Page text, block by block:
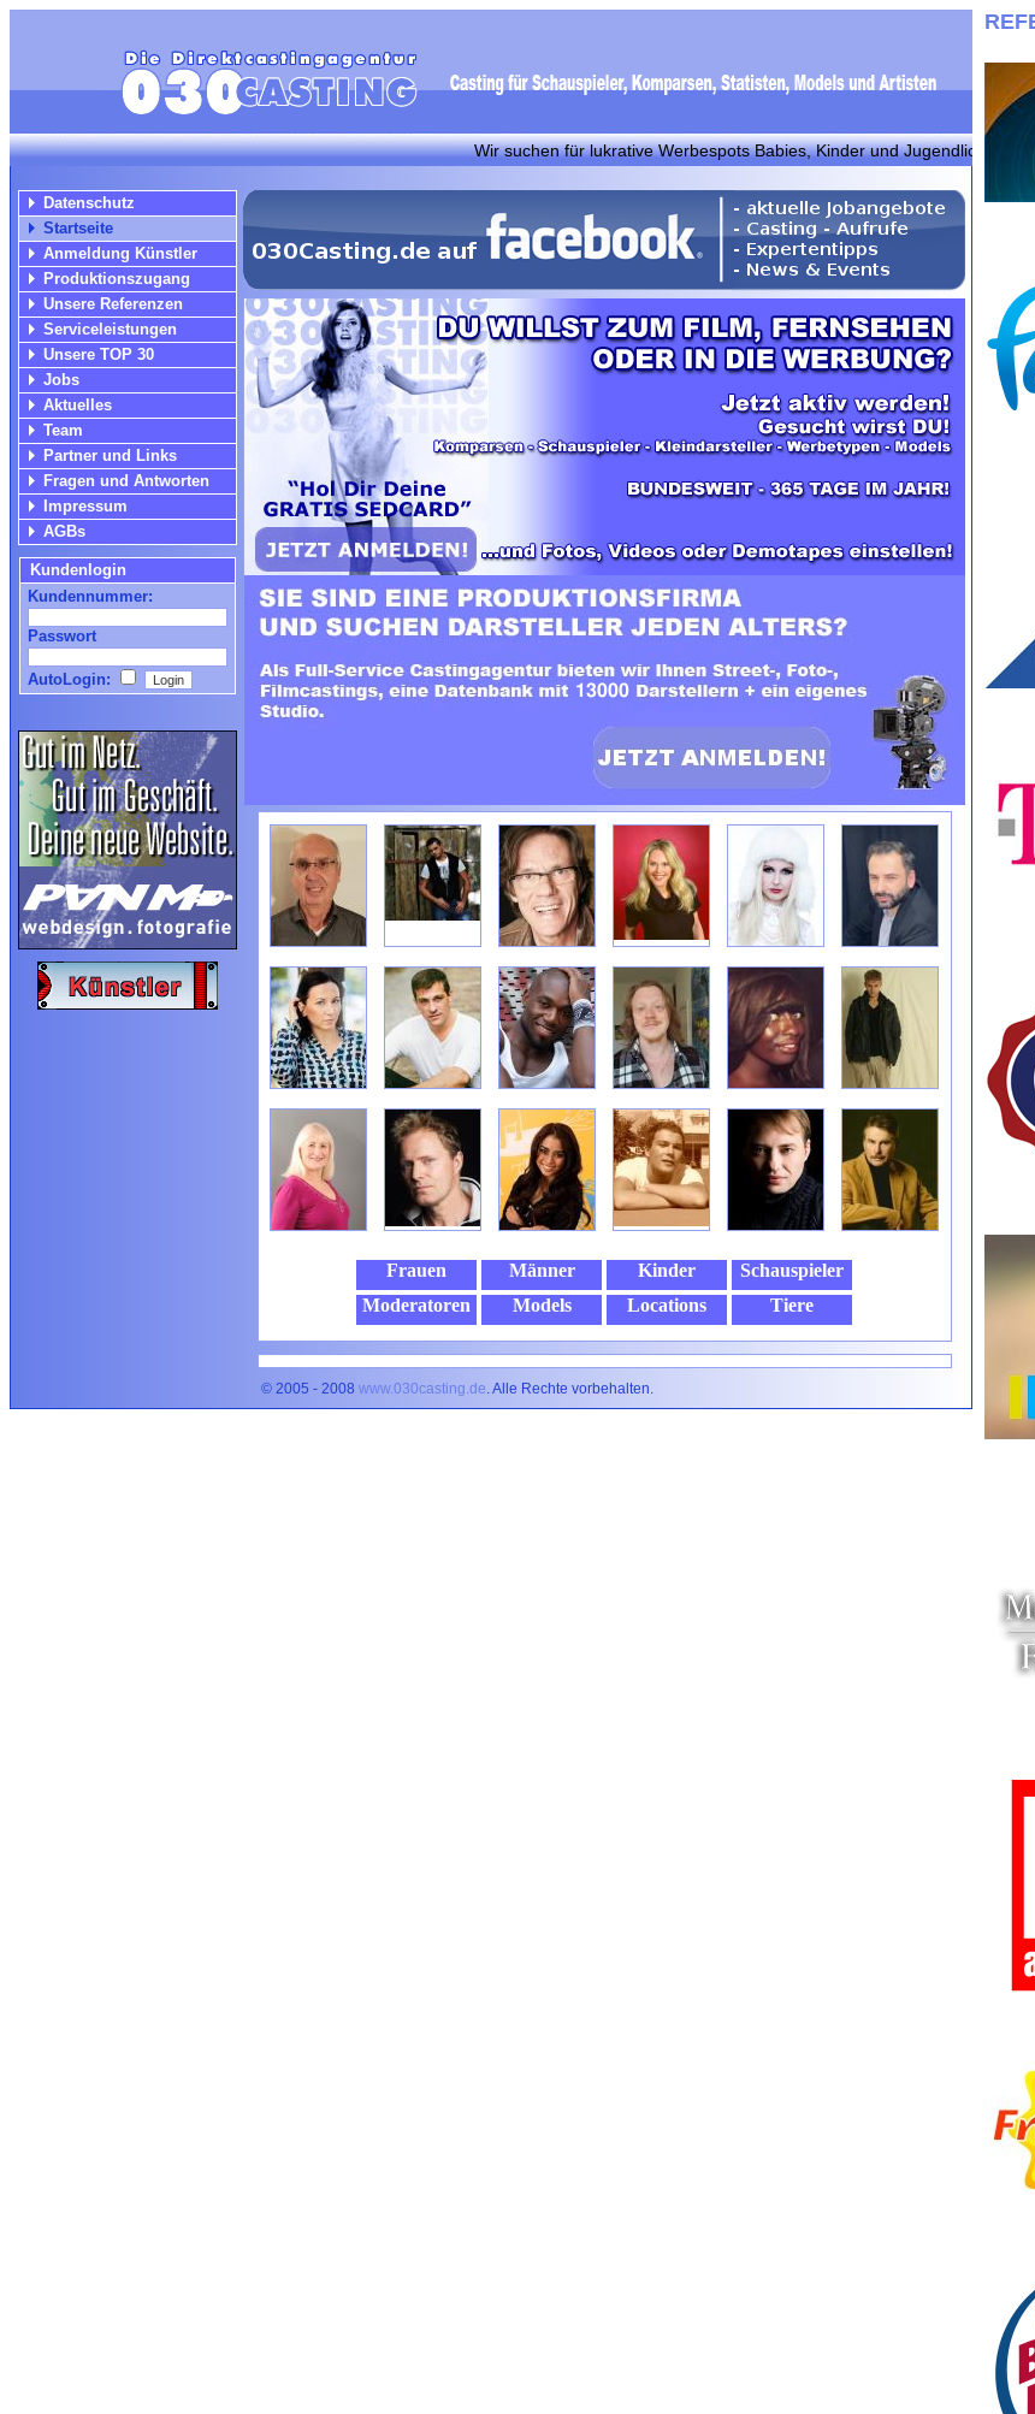
Wir suchen für lukrative Werbespots Babies, Kinder und Jugendliche! Bitte bei
Datenschutz
Startseite
Anmeldung Künstler
Produktionszugang
Unsere Referenzen
Serviceleistungen
Unsere TOP 30
Jobs
Aktuelles
Team
Partner und Links
Fragen und Antworten
Impressum
AGBs
Kundenlogin
Kundennummer:
Passwort
AutoLogin:
Frauen Männer Kinder
Schauspieler
Moderatoren
Models Locations Tiere
© 2005 - 2008 www.030casting.de. Alle Rechte vorbehalten.